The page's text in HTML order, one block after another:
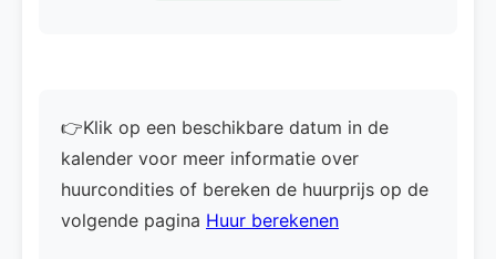
👉Klik op een beschikbare datum in de
kalender voor meer informatie over
huurcondities of bereken de huurprijs op de
volgende pagina Huur berekenen